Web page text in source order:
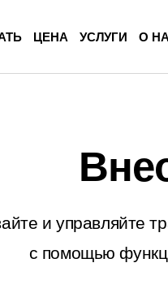
ЦЕНА УСЛУГИ О
и управляйте
с помощью